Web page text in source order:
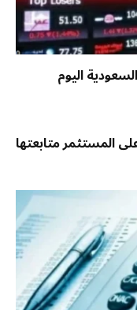
اليوم
المستثمر متابعتها